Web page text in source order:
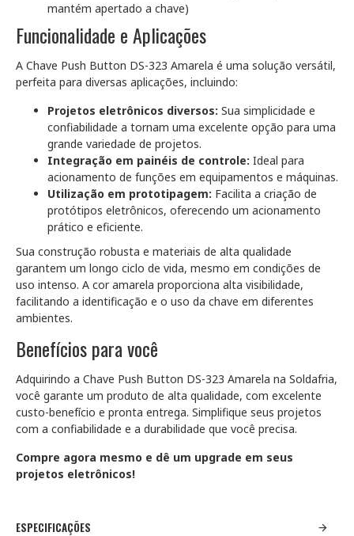
mantém apertado a chave)
Funcionalidade e Aplicações
A Chave Push Button DS-323 Amarela é uma solução versátil,
perfeita para diversas aplicações, incluindo:
Projetos eletrônicos diversos: Sua simplicidade e
confiabilidade a tornam uma excelente opção para uma
grande variedade de projetos.
Integração em painéis de controle: Ideal para
acionamento de funções em equipamentos e máquinas.
Utilização em prototipagem: Facilita a criação de
protótipos eletrônicos, oferecendo um acionamento
prático e eficiente.
Sua construção robusta e materiais de alta qualidade
garantem um longo ciclo de vida, mesmo em condições de
uso intenso. A cor amarela proporciona alta visibilidade,
facilitando a identificação e o uso da chave em diferentes
ambientes.
Benefícios para você
Adquirindo a Chave Push Button DS-323 Amarela na Soldafria,
você garante um produto de alta qualidade, com excelente
custo-benefício e pronta entrega. Simplifique seus projetos
com a confiabilidade e a durabilidade que você precisa.
Compre agora mesmo e dê um upgrade em seus
projetos eletrônicos!
ESPECIFICAÇÕES